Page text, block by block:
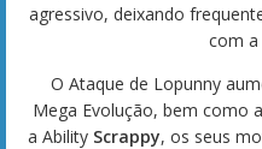
agressivo, deixando
com a
O Ataque de Lopunny
Mega Evolução, bem como
a Ability Scrappy, os seus